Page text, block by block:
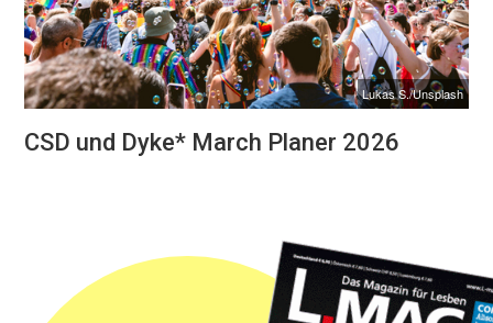
Lukas S./Unsplash
CSD und Dyke* March Planer 2026